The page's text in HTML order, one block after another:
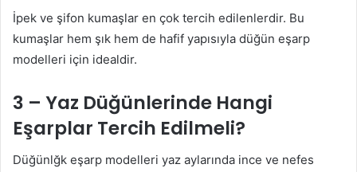
İpek ve şifon kumaşlar en çok tercih edilenlerdir. Bu
kumaşlar hem şık hem de hafif yapısıyla düğün eşarp
modelleri için idealdir.
3 – Yaz Düğünlerinde Hangi
Eşarplar Tercih Edilmeli?
Düğünlğk eşarp modelleri yaz aylarında ince ve nefes